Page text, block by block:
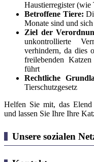
Haustierregister (wie
Betroffene Tiere:
Monate sind und
Ziel der
unkontrollierte
verhindern, da dies
freilebenden
führt
Rechtliche
Tierschutzgesetz
Helfen Sie mit, das Elend
und lassen Sie Ihre Ihre
Unsere sozialen